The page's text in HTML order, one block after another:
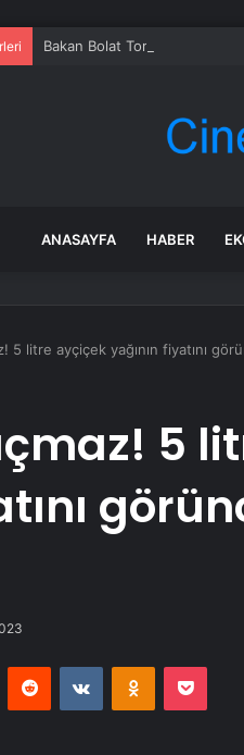
Bakan Bolat Torunlarıyla
ANASAYFA HABER
5 litre ayçiçek yağının fiyatını
5
Reddit VKontakteOdnoklassniki
Pocket